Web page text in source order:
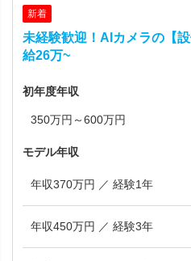
新着
未経験歓迎！AIカメラの【
給26万~
初年度年収
350万円～600万円
モデル年収
年収370万円 ／ 経験1年
年収450万円 ／ 経験3年